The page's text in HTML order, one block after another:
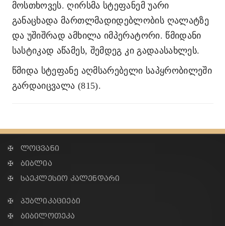
მოსთხოვეს. ღირსმა სტეფანემ უარი
განაცხადა მართლმადიდებლობის ღალატზე
და უშიშრად ამხილა იმპერატორი. წმიდანი
სასტიკად აწამეს, შემდეგ კი გადაასახლეს.
წმიდა სტეფანე აღმსარებელი საპყრობილეში
გარდაიცვალა (815).
✠ ლოცვანი
✠ ბიბლია
✠ საეკლესიო კალენდარი
✠ პუბლიკაციები
✠ ბიბილოთეკა